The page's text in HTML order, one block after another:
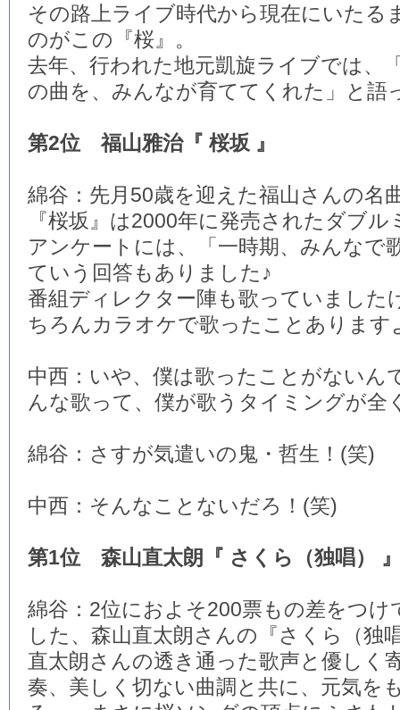
その路上ライブ時代から現在にいたる
のがこの『桜』。
去年、行われた地元凱旋ライブでは、
の曲を、みんなが育ててくれた」と語
第2位 福山雅治『 桜坂 』
綿谷：先月50歳を迎えた福山さんの名
『桜坂』は2000年に発売されたダブ
アンケートには、「一時期、みんなで
ていう回答もありました♪
番組ディレクター陣も歌っていました
ちろんカラオケで歌ったことあります
中西：いや、僕は歌ったことがない
んな歌って、僕が歌うタイミングが全
綿谷：さすが気遣いの鬼・哲生！(笑)
中西：そんなことないだろ！(笑)
第1位 森山直太朗『 さくら（独唱）
綿谷：2位におよそ200票もの差をつけ
した、森山直太朗さんの『さくら（独
直太朗さんの透き通った歌声と優しく
奏、美しく切ない曲調と共に、元気を